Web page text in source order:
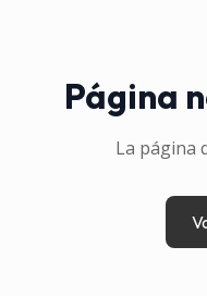
Página
La página